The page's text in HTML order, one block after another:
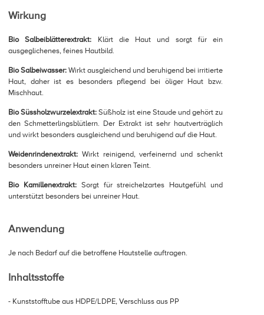
Wirkung
Bio Salbeiblätterextrakt: Klärt die Haut und sorgt für ein
ausgeglichenes, feines Hautbild.
Bio Salbeiwasser:Wirkt ausgleichend und beruhigend bei irritierte
Haut, daher ist es besonders pflegend bei öliger Haut bzw.
Mischhaut.
Bio Süssholzwurzelextrakt:Süßholz ist eine Staude und gehört zu
den Schmetterlingsblütlern. Der Extrakt ist sehr hautverträglich
und wirkt besonders ausgleichend und beruhigend auf die Haut.
Weidenrindenextrakt: Wirkt reinigend, verfeinernd und schenkt
besonders unreiner Haut einen klaren Teint.
Bio Kamillenextrakt:Sorgt für streichelzartes Hautgefühl und
unterstützt besonders bei unreiner Haut.
Anwendung
Je nach Bedarf auf die betroffene Hautstelle auftragen.
Inhaltsstoffe
- Kunststofftube aus HDPE/LDPE, Verschluss aus PP